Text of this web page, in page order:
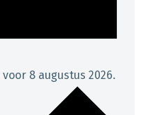
8 augustus 2026.